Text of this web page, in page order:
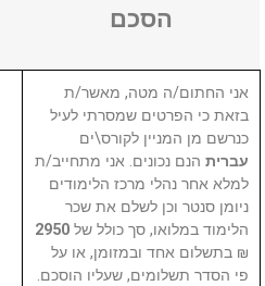
הסכם
אני החתום/ה מטה, מאשר/ת
בזאת כי הפרטים שמסרתי לעיל
כנרשם מן המניין לקורס\ים
עברית הנם נכונים. אני מתחייב/ת
למלא אחר נהלי מרכז הלימודים
ניומן סנטר וכן לשלם את שכר
הלימוד במלואו, סך כולל של 2950
₪ בתשלום אחד ובמזומן, או על
פי הסדר תשלומים, שעליו הוסכם.